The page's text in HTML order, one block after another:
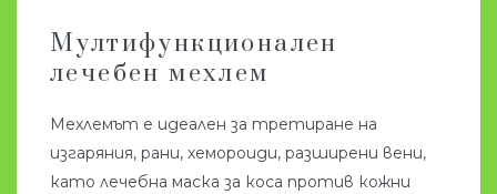
Мултифункционален
лечебен мехлем
Мехлемът е идеален за третиране на
изгаряния, рани, хемороиди, разширени вени,
като лечебна маска за коса против кожни